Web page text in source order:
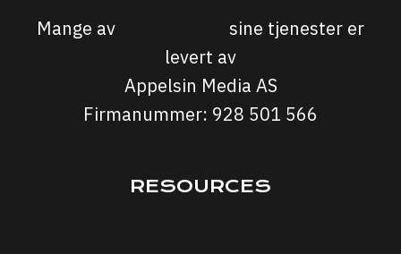
Mange av
sine tjenester er
levert av
Appelsin Media AS
Firmanummer: 928 501 566
RESOURCES